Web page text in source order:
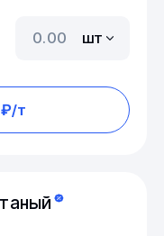
шт
₽/т